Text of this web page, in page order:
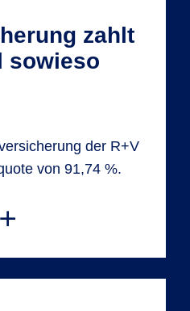
zahlt
sowieso
der R+V
von 91,74 %.